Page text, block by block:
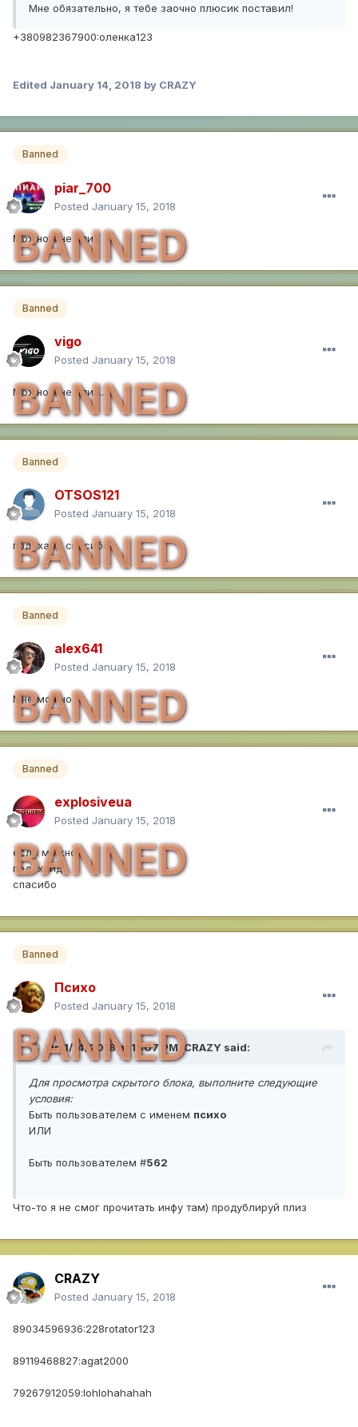
Мне обязательно, я тебе заочно плюсик поставил!
+380982367900:оленка123
Edited January 14, 2018 by CRAZY
Banned
piar_700
Posted January 15, 2018
BANNED
Можно мне плиз
Banned
vigo
Posted January 15, 2018
BANNED
Можно мне плиз...
Banned
OTSOS121
Posted January 15, 2018
BANNED
под хайд спасибо
Banned
alex641
Posted January 15, 2018
BANNED
Мне можно
Banned
explosiveua
Posted January 15, 2018
BANNED
если можно,
под хайд
спасибо
Banned
Психо
Posted January 15, 2018
BANNED
On 1/14/2018 at 11:07 PM, CRAZY said:
Для просмотра скрытого блока, выполните следующие
условия:
Быть пользователем с именем психо
ИЛИ
Быть пользователем #562
Что-то я не смог прочитать инфу там) продублируй плиз
CRAZY
Posted January 15, 2018
89034596936:228rotator123
89119468827:agat2000
79267912059:lohlohahahah